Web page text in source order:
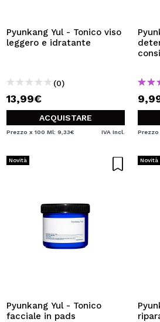
Creando un account su
acquisti velocemente, controllare
consultare le tue operazioni
CREARE UN
Pyunkang Yul - Tonico viso
leggero e idratante
(0)
13,99€
ACQUISTARE
Prezzo x 100 Ml: 9,33€ IVA Incl. Prezzo
Novità
Pyunkang Yul - Tonico
facciale in pads
Novità